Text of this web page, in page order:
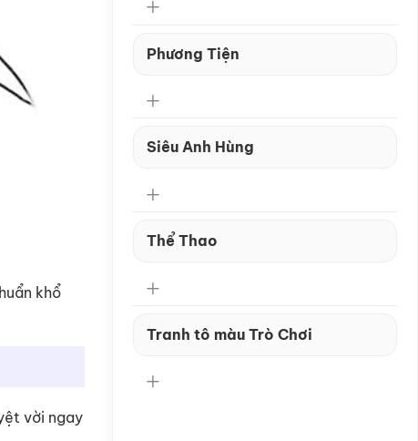
khổ
vời ngay
Phương Tiện
Siêu Anh Hùng
Thể Thao
Tranh tô màu Trò Chơi